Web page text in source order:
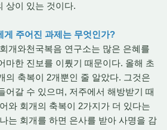
상이 있는 것이다.
게 주어진 과제는 무엇인가?
개와천국복음 연구소는 많은 은혜를
마한 진보를 이뤘기 때문이다. 올해 초
의 축복이 2개뿐인 줄 알았다. 그것은
어갈 수 있으며, 저주에서 해방받기 때
와 회개의 축복이 2가지가 더 있다는
는 회개를 하면 은사를 받아 사명을 감